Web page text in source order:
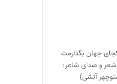
جهان بگذارمت
و صدای شاعر:
آتشی)